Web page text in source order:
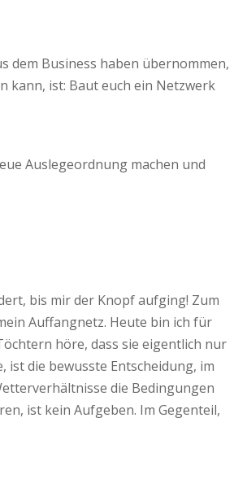
dem Business haben übernommen,
kann, ist: Baut euch ein Netzwerk
Auslegeordnung machen und
bis mir der Knopf aufging! Zum
Auffangnetz. Heute bin ich für
höre, dass sie eigentlich nur
die bewusste Entscheidung, im
die Bedingungen
ist kein Aufgeben. Im Gegenteil,